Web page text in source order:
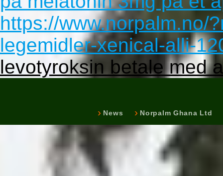
https://www.norpalm.no/
legemidler-xenical-alli-
levotyroksin betale med
News Norpalm Ghana Ltd